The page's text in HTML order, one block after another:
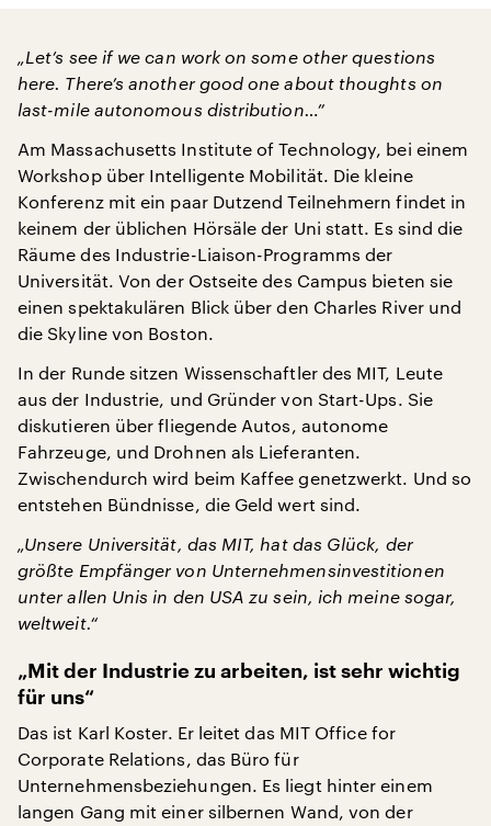
„Let’s see if we can work on some other questions
here. There’s another good one about thoughts on
last-mile autonomous distribution…”
Am Massachusetts Institute of Technology, bei einem
Workshop über Intelligente Mobilität. Die kleine
Konferenz mit ein paar Dutzend Teilnehmern findet in
keinem der üblichen Hörsäle der Uni statt. Es sind die
Räume des Industrie-Liaison-Programms der
Universität. Von der Ostseite des Campus bieten sie
einen spektakulären Blick über den Charles River und
die Skyline von Boston.
In der Runde sitzen Wissenschaftler des MIT, Leute
aus der Industrie, und Gründer von Start-Ups. Sie
diskutieren über fliegende Autos, autonome
Fahrzeuge, und Drohnen als Lieferanten.
Zwischendurch wird beim Kaffee genetzwerkt. Und so
entstehen Bündnisse, die Geld wert sind.
„Unsere Universität, das MIT, hat das Glück, der
größte Empfänger von Unternehmensinvestitionen
unter allen Unis in den USA zu sein, ich meine sogar,
weltweit.“
„Mit der Industrie zu arbeiten, ist sehr wichtig
für uns“
Das ist Karl Koster. Er leitet das MIT Office for
Corporate Relations, das Büro für
Unternehmensbeziehungen. Es liegt hinter einem
langen Gang mit einer silbernen Wand, von der